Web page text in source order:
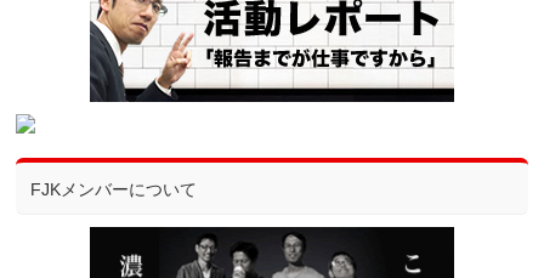
FJKメンバーについて